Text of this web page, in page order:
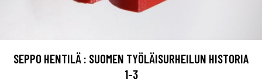
SEPPO HENTILÄ : SUOMEN TYÖLÄISURHEILUN HISTORIA
1-3